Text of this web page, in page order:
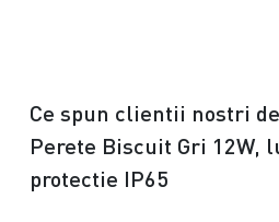
Ce spun clientii nostri
Perete Biscuit Gri 12W,
protectie IP65